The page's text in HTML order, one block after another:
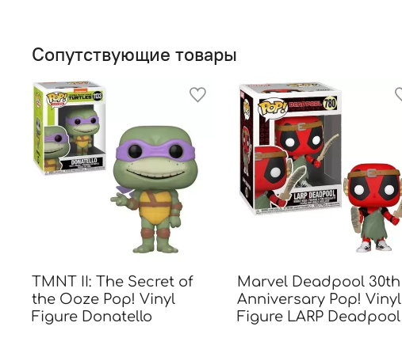
Сопутствующие товары
TMNT II: The Secret of
the Ooze Pop! Vinyl
Figure Donatello
Marvel Deadpool 30th
Anniversary Pop! Vinyl
Figure LARP Deadpool